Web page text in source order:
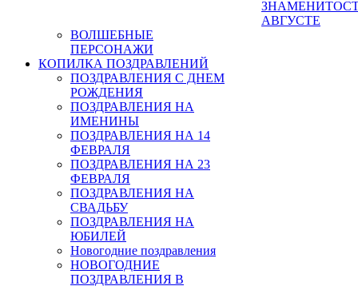
АВГУСТЕ
ВОЛШЕБНЫЕ
ПЕРСОНАЖИ
КОПИЛКА ПОЗДРАВЛЕНИЙ
ПОЗДРАВЛЕНИЯ С ДНЕМ
РОЖДЕНИЯ
ПОЗДРАВЛЕНИЯ НА
ИМЕНИНЫ
ПОЗДРАВЛЕНИЯ НА 14
ФЕВРАЛЯ
ПОЗДРАВЛЕНИЯ НА 23
ФЕВРАЛЯ
ПОЗДРАВЛЕНИЯ НА
СВАДЬБУ
ПОЗДРАВЛЕНИЯ НА
ЮБИЛЕЙ
Новогодние поздравления
НОВОГОДНИЕ
ПОЗДРАВЛЕНИЯ В